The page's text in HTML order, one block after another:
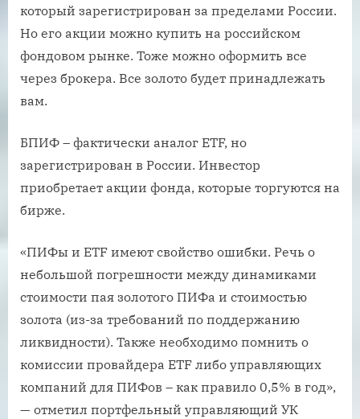
который зарегистрирован за пределами России.
Но его акции можно купить на российском
фондовом рынке. Тоже можно оформить все
через брокера. Все золото будет принадлежать
вам.
БПИФ – фактически аналог ETF, но
зарегистрирован в России. Инвестор
приобретает акции фонда, которые торгуются на
бирже.
«ПИФы и ETF имеют свойство ошибки. Речь о
небольшой погрешности между динамиками
стоимости пая золотого ПИФа и стоимостью
золота (из-за требований по поддержанию
ликвидности). Также необходимо помнить о
комиссии провайдера ETF либо управляющих
компаний для ПИФов – как правило 0,5% в год»,
— отметил портфельный управляющий УК